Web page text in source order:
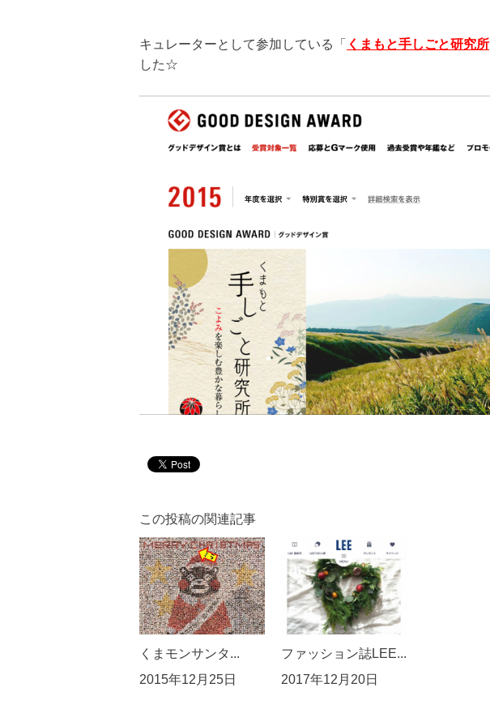
キュレーターとして参加している「 くまもと手しごと研究所
した☆
この投稿の関連記事
くまモンサンタ...
2015年12月25日
ファッション誌LEE...
2017年12月20日